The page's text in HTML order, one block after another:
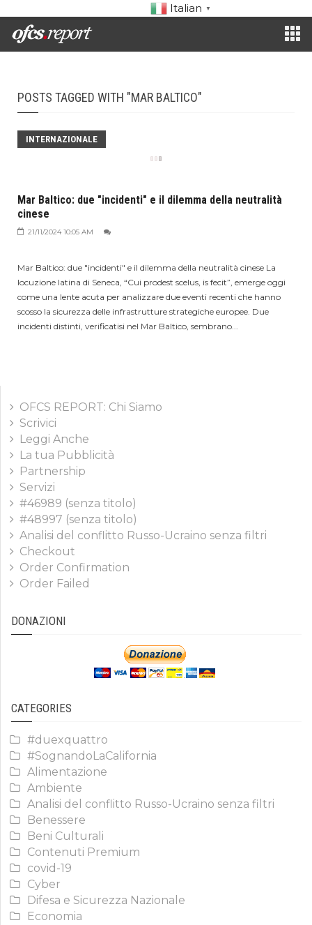
Italian ▼
POSTS TAGGED WITH "MAR BALTICO"
INTERNAZIONALE
Mar Baltico: due "incidenti" e il dilemma della neutralità
cinese
21/11/2024 10:05 AM
Mar Baltico: due "incidenti" e il dilemma della neutralità cinese La
locuzione latina di Seneca, “Cui prodest scelus, is fecit”, emerge oggi
come una lente acuta per analizzare due eventi recenti che hanno
scosso la sicurezza delle infrastrutture strategiche europee. Due
incidenti distinti, verificatisi nel Mar Baltico, sembrano...
OFCS REPORT: Chi Siamo
Scrivici
Leggi Anche
La tua Pubblicità
Partnership
Servizi
#46989 (senza titolo)
#48997 (senza titolo)
Analisi del conflitto Russo-Ucraino senza filtri
Checkout
Order Confirmation
Order Failed
DONAZIONI
CATEGORIES
#duexquattro
#SognandoLaCalifornia
Alimentazione
Ambiente
Analisi del conflitto Russo-Ucraino senza filtri
Benessere
Beni Culturali
Contenuti Premium
covid-19
Cyber
Difesa e Sicurezza Nazionale
Economia